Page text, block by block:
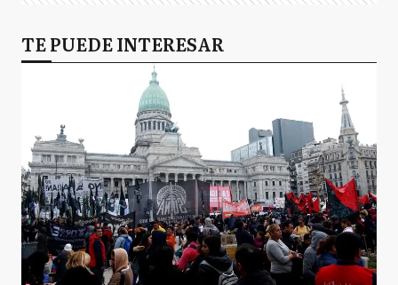
TE PUEDE INTERESAR